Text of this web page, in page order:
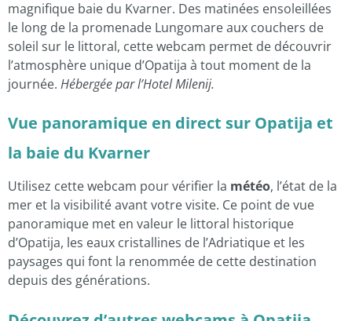
magnifique baie du Kvarner. Des matinées ensoleillées
le long de la promenade Lungomare aux couchers de
soleil sur le littoral, cette webcam permet de découvrir
l’atmosphère unique d’Opatija à tout moment de la
journée. Hébergée par l’Hotel Milenij.
Vue panoramique en direct sur Opatija et
la baie du Kvarner
Utilisez cette webcam pour vérifier la météo, l’état de la
mer et la visibilité avant votre visite. Ce point de vue
panoramique met en valeur le littoral historique
d’Opatija, les eaux cristallines de l’Adriatique et les
paysages qui font la renommée de cette destination
depuis des générations.